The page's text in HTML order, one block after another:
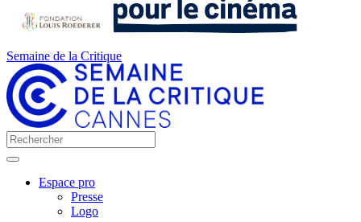
Semaine de la Critique
Espace pro
Presse
Logo